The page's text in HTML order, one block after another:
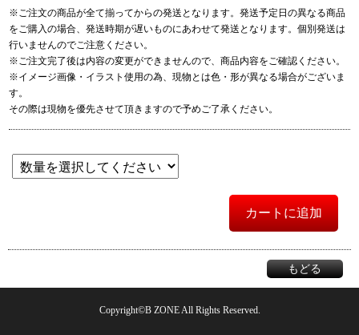
※ご注文の商品が全て揃ってからの発送となります。発送予定日の異なる商品
をご購入の場合、発送時期が遅いものにあわせて発送となります。個別発送は
行いませんのでご注意ください。
※ご注文完了後は内容の変更ができませんので、商品内容をご確認ください。
※イメージ画像・イラスト使用の為、現物とは色・形が異なる場合がございま
す。
その際は現物を優先させて頂きますので予めご了承ください。
カートに追加
もどる
Copyright©B ZONE All Rights Reserved.